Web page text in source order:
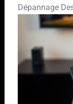
Dépannage